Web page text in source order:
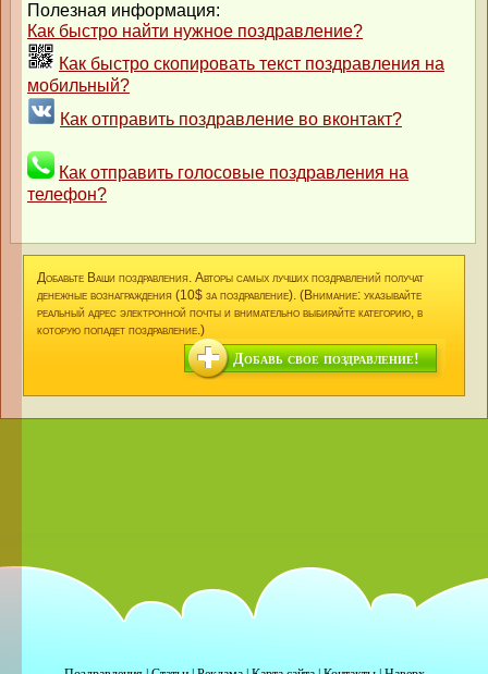
Полезная информация:
Как быстро найти нужное поздравление?
Как быстро скопировать текст поздравления на
мобильный?
Как отправить поздравление во вконтакт?
Как отправить голосовые поздравления на
телефон?
Добавьте Ваши поздравления. Авторы самых лучших поздравлений получат
денежные вознаграждения (10$ за поздравление). (Внимание: указывайте
реальный адрес электронной почты и внимательно выбирайте категорию, в
которую попадет поздравление.)
Добавь свое поздравление!